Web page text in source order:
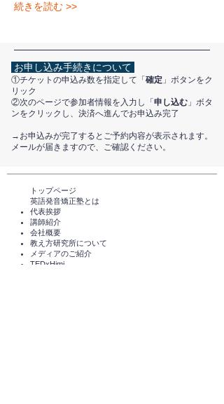
続きを読む >>
お申し込み手続きについて
①チケットの申込み数を指定して「 確定 」ボタンをク
リック
②次のページで参加者情報を入力し「 申し込む 」ボタ
ンをクリックし、決済へ進んでお申込み完了
​→お申込みが完了するとご予約内容が表示されます。
メールが届きますので、ご確認ください。
トップページ​
英語発音矯正塾とは
代表挨拶
講師紹介
​会社概要
​教え方研究所について
メディアのご紹介
TEDxHimi